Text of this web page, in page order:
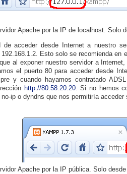
Apache por la IP de localhost. Solo
de acceder desde Internet a nuestro
Esto solo se recomienda
al exponer nuestro servidor a
el puerto 80 para acceder desde
y cuando hayamos contratado
http://80.58.20.20. Si no hemos
ip o dyndns que nos permitiría acceder
Apache por la IP pública. Solo